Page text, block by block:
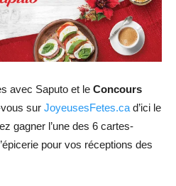
avec Saputo et le Concours
sur JoyeusesFetes.ca d’ici le
gagner l’une des 6 cartes-
pour vos réceptions des